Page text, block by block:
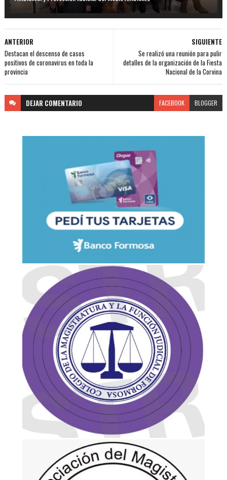
SIGUIENTE
Se realizó una reunión para pulir
detalles de la organización de la Fiesta
Nacional de la Corvina
ANTERIOR
Destacan el descenso de casos
positivos de coronavirus en toda la
provincia
DEJAR COMENTARIO FACEBOOK BLOGGER